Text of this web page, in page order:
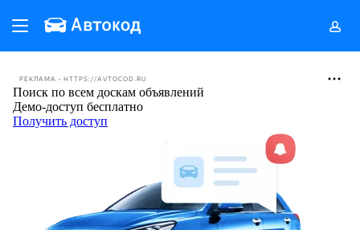
РЕКЛАМА • HTTPS://AVTOCOD.RU